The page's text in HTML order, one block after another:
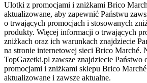
Ulotki z promocjami i zniżkami Brico
aktualizowane, aby zapewnić Państwu
o trwających promocjach i stosowanych
produkty. Więcej informacji o trwających
zniżkach oraz ich warunkach znajdziecie
na stronie internetowej sieci Brico Marché.
TopGazetki.pl zawsze znajdziecie Państwo
promocjami i zniżkami sklepu Brico
aktualizowane i zawsze aktualne.